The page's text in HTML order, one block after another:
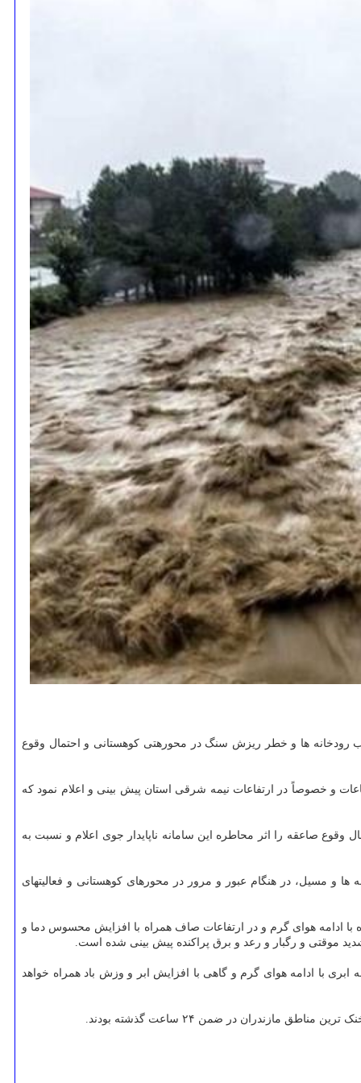
ها و خطر ریزش سنگ در محورهتی کوهستانی و احتمال وقوع
و خصوصاً در ارتفاعات نیمه شرقی استان پیش بینی و اعلام نمود که
صاعقه را اثر محاطره این سامانه ناپایدار جوی اعلام و نسبت به
و مسیل، در هنگام عبور و مرور در محورهای کوهستانی و فعالیتهای
ادامه هوای گرم و در ارتفاعات صاف همراه با افزایش محسوس دما و
موقتی و رگبار و رعد و برق پراکنده پیش بینی شده است.
با ادامه هوای گرم و گاهی با افزایش ابر و وزش باد همراه خواهد